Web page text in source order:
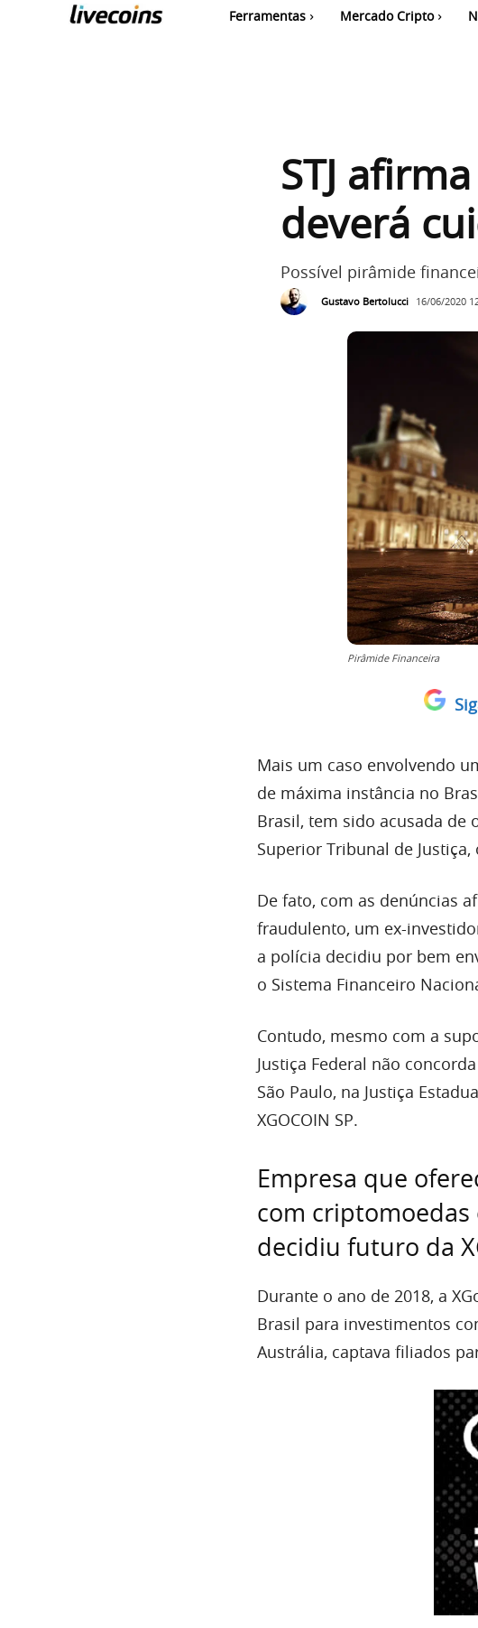
Ferramentas Mercado Cripto
STJ
deverá
Possível pirâmide
Gustavo Bertolucci 16/06/2020
Pirâmide Financeira
Mais um caso envolvendo
de máxima instância no
Brasil, tem sido acusada de
Superior Tribunal de Justiça,
De fato, com as denúncias
fraudulento, um ex-
a polícia decidiu por bem
o Sistema Financeiro
Contudo, mesmo com a
Justiça Federal não
São Paulo, na Justiça
XGOCOIN SP.
Empresa que
com criptomoedas
decidiu futuro da
Durante o ano de 2018, a
Brasil para investimentos
Austrália, captava filiados